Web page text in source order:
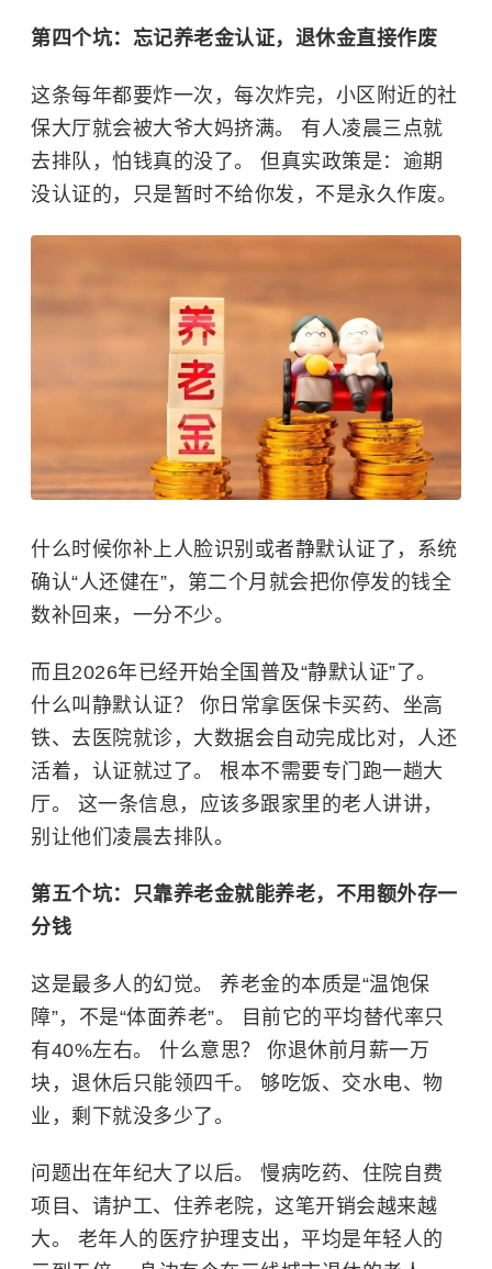
第四个坑：忘记养老金认证，退休金直接作废
这条每年都要炸一次，每次炸完，小区附近的社
保大厅就会被大爷大妈挤满。 有人凌晨三点就
去排队，怕钱真的没了。 但真实政策是：逾期
没认证的，只是暂时不给你发，不是永久作废。
什么时候你补上人脸识别或者静默认证了，系统
确认“人还健在”，第二个月就会把你停发的钱全
数补回来，一分不少。
而且2026年已经开始全国普及“静默认证”了。
什么叫静默认证？ 你日常拿医保卡买药、坐高
铁、去医院就诊，大数据会自动完成比对，人还
活着，认证就过了。 根本不需要专门跑一趟大
厅。 这一条信息，应该多跟家里的老人讲讲，
别让他们凌晨去排队。
第五个坑：只靠养老金就能养老，不用额外存一
分钱
这是最多人的幻觉。 养老金的本质是“温饱保
障”，不是“体面养老”。 目前它的平均替代率只
有40%左右。 什么意思？ 你退休前月薪一万
块，退休后只能领四千。 够吃饭、交水电、物
业，剩下就没多少了。
问题出在年纪大了以后。 慢病吃药、住院自费
项目、请护工、住养老院，这笔开销会越来越
大。 老年人的医疗护理支出，平均是年轻人的